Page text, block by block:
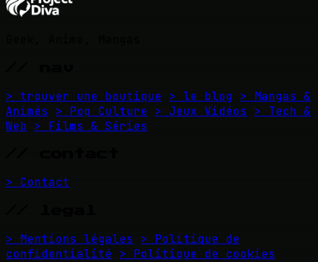
> trouver une boutique > le blog > Mangas &
Animés
> Pop Culture > Jeux Vidéos
> Tech &
Web > Films & Séries
> Contact
> Mentions légales
> Politique de
confidentialité > Politique de cookies